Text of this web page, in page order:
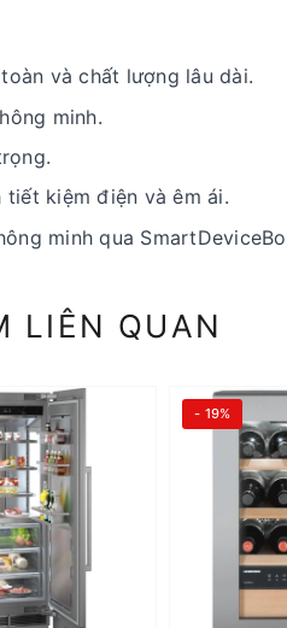
và chất lượng lâu dài.
minh.
tiết kiệm điện và êm ái.
minh qua
LIÊN QUAN
- 19%